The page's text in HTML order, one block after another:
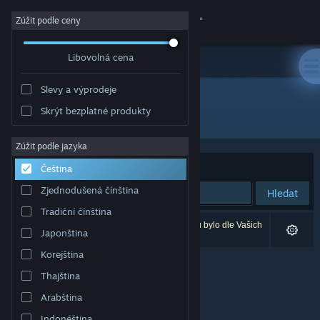
Přihlásit se
Komunita
Informace
Podpora
Změnit jazyk
Mobilní aplikace služby Steam
Desktopová verze stránky
Zúžit podle ceny
Libovolná cena
Slevy a výprodeje
Skrýt bezplatné produkty
Zúžit podle jazyka
Čeština
Zjednodušená čínština
Tradiční čínština
Japonština
Korejština
Thajština
Arabština
Vývojář: Wavesurf Studio
Seřadit podle
Hledat
Vašemu zadání odpovídá 0 výsledků. 2 produktů bylo dle Vašich
předvoleb vyloučeno z výsledků vyhledávání.